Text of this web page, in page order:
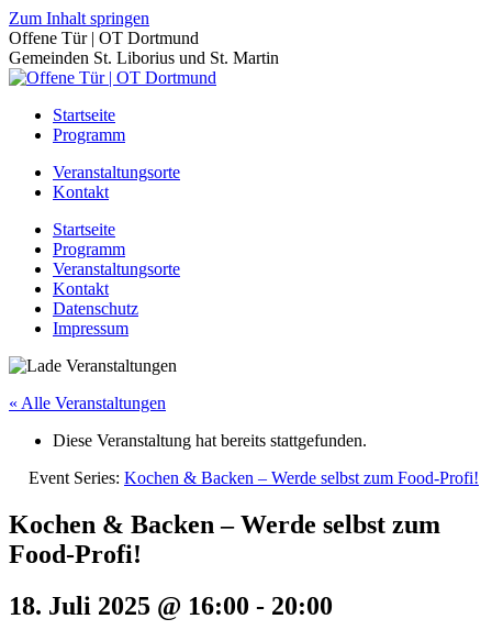
Zum Inhalt springen
Offene Tür | OT Dortmund
Gemeinden St. Liborius und St. Martin
Startseite
Programm
Veranstaltungsorte
Kontakt
Startseite
Programm
Veranstaltungsorte
Kontakt
Datenschutz
Impressum
« Alle Veranstaltungen
Diese Veranstaltung hat bereits stattgefunden.
Event Series: Kochen & Backen – Werde selbst zum Food-Profi!
Kochen & Backen – Werde selbst zum
Food-Profi!
18. Juli 2025 @ 16:00 - 20:00